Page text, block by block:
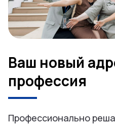
Ваш новый
профессия
Профессионально